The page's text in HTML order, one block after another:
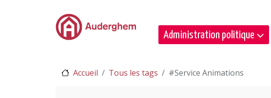
Passer au contenu principal
Administration politique
Accueil Tous les tags #Service Animations